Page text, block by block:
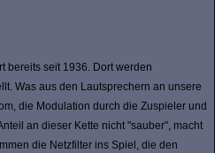
bereits seit 1936. Dort werden
Was aus den Lautsprechern an unsere
die Modulation durch die Zuspieler und
an dieser Kette nicht "sauber", macht
die Netzfilter ins Spiel, die den